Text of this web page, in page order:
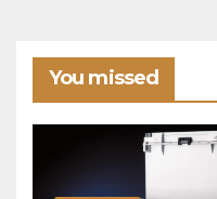
You missed